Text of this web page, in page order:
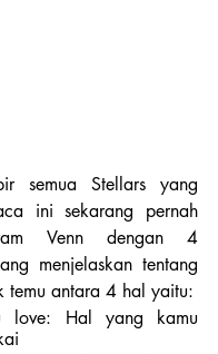
semua Stellars yang
ini sekarang pernah
Venn dengan 4
menjelaskan tentang
love: Hal yang kamu